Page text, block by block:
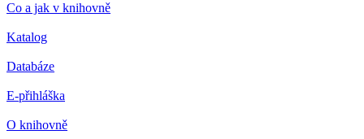
Co a jak v knihovně
Katalog
Databáze
E-přihláška
O knihovně